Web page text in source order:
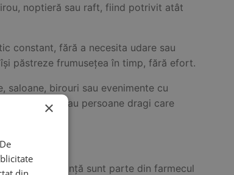
noptieră sau raft, fiind potrivit atât
constant, fără a necesita udare sau
păstreze frumusețea în timp, fără efort.
birouri sau evenimente cu
mame sau persoane dragi care
sau nuanță sunt parte din farmecul
×